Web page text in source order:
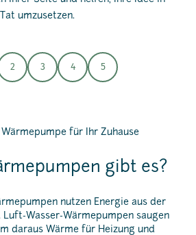
umzusetzen.
2 3 4 5
für Ihr Zuhause
gibt es?
nutzen Energie aus der
Luft-Wasser-Wärmepumpen saugen
daraus Wärme für Heizung und